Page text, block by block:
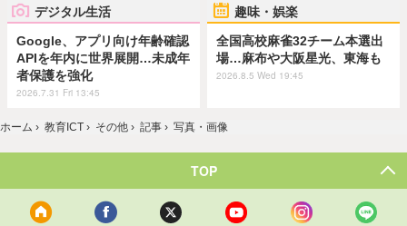
デジタル生活
Google、アプリ向け年齢確認
APIを年内に世界展開…未成年
者保護を強化
2026.7.31 Fri 13:45
趣味・娯楽
全国高校麻雀32チーム本選出
場…麻布や大阪星光、東海も
2026.8.5 Wed 19:45
ホーム › 教育ICT › その他 › 記事 › 写真・画像
TOP